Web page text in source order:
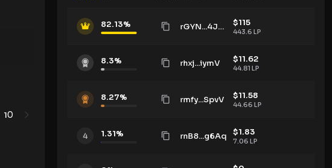
10
82.13% rGYN...4JV5 $115
443.6 LP
8.3% rhxj...iymV $11.62
44.81 LP
8.27% rmfy...SpvV $11.58
44.66 LP
4 1.31% rnB8...g6Aq $1.83
7.06 LP